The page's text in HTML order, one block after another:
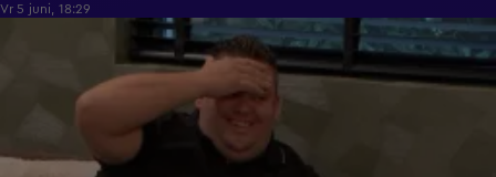
Vr 5 juni, 18:29